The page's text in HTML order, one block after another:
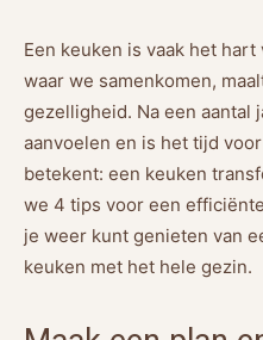
Een keuken is vaak het
waar we samenkomen,
gezelligheid. Na een aantal
aanvoelen en is het tijd
betekent: een keuken
we 4 tips voor een
je weer kunt genieten van
keuken met het hele gezin.